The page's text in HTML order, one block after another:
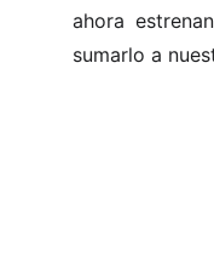
ahora
sumarlo a